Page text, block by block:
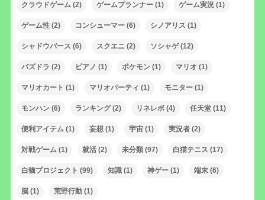
クラウドゲーム(2) ゲームプランナー(1) ゲーム実況(1)
ゲーム性(2) コンシューマー(6) シノアリス (1)
シャドウバース (6) スクエニ(2) ソシャゲ(12)
パズドラ (2) ピアノ (1) ポケモン(1) マリオ (1)
マリオカート (1) マリオパーティ (1) モニター(1)
モンハン(6) ランキング(2) リネレボ(4) 任天堂(11)
便利アイテム(1) 妄想(1) 宇宙(1) 実況者(2)
対戦ゲーム(1) 就活(2) 未分類(97) 白猫テニス (17)
白猫プロジェクト (99) 知識(1) 神ゲー(1) 端末(6)
脳(1) 荒野行動(1)